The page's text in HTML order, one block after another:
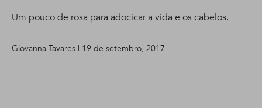
Um pouco de rosa para adocicar a vida e os cabelos.
Giovanna Tavares | 19 de setembro, 2017